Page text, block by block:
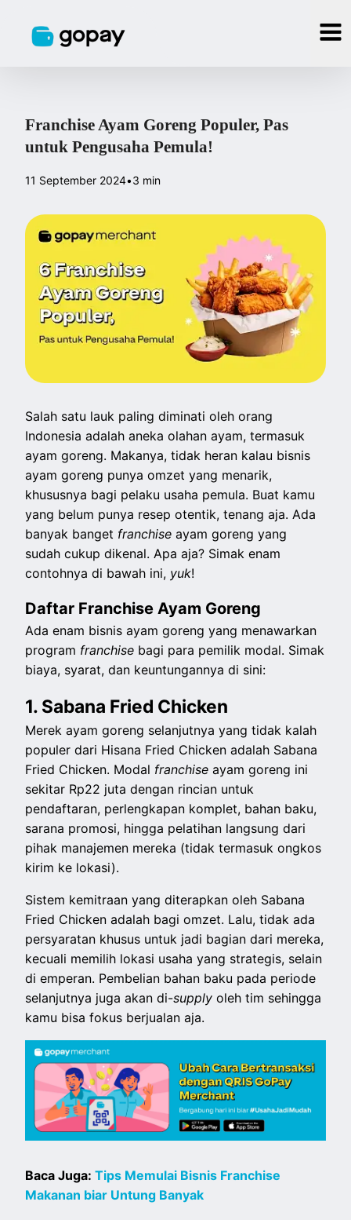
Franchise Ayam Goreng Populer, Pas
untuk Pengusaha Pemula!
11 September 2024•3 min
Salah satu lauk paling diminati oleh orang
Indonesia adalah aneka olahan ayam, termasuk
ayam goreng. Makanya, tidak heran kalau bisnis
ayam goreng punya omzet yang menarik,
khususnya bagi pelaku usaha pemula. Buat kamu
yang belum punya resep otentik, tenang aja. Ada
banyak banget franchiseayam goreng yang
sudah cukup dikenal. Apa aja? Simak enam
contohnya di bawah ini, yuk!
Daftar Franchise Ayam Goreng
Ada enam bisnis ayam goreng yang menawarkan
program franchise bagi para pemilik modal. Simak
biaya, syarat, dan keuntungannya di sini:
1. Sabana Fried Chicken
Merek ayam goreng selanjutnya yang tidak kalah
populer dari Hisana Fried Chicken adalah Sabana
Fried Chicken. Modal franchiseayam goreng ini
sekitar Rp22 juta dengan rincian untuk
pendaftaran, perlengkapan komplet, bahan baku,
sarana promosi, hingga pelatihan langsung dari
pihak manajemen mereka (tidak termasuk ongkos
kirim ke lokasi).
Sistem kemitraan yang diterapkan oleh Sabana
Fried Chicken adalah bagi omzet. Lalu, tidak ada
persyaratan khusus untuk jadi bagian dari mereka,
kecuali memilih lokasi usaha yang strategis, selain
di emperan. Pembelian bahan baku pada periode
selanjutnya juga akan di-supplyoleh tim sehingga
kamu bisa fokus berjualan aja.
Baca Juga:Tips Memulai Bisnis Franchise
Makanan biar Untung Banyak